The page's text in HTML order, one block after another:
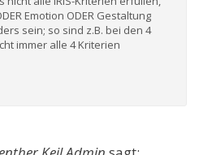
Emotion ODER Gestaltung
sein; so sind z.B. bei den 4
immer alle 4 Kriterien